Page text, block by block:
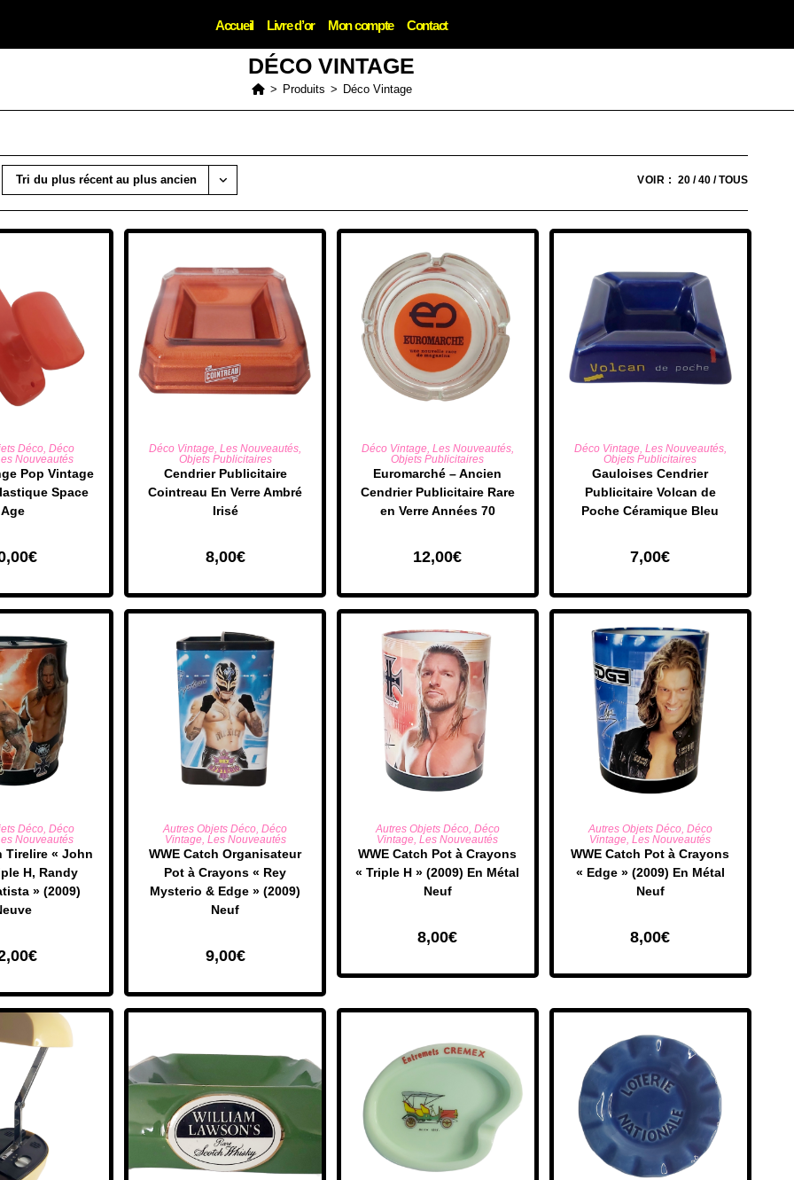
Accueil Livre d’or Mon compte Contact
DÉCO VINTAGE
> Produits > Déco Vintage
Tri du plus récent au plus ancien VOIR : 20 40 TOUS
AU PANIER
Déco,Déco
Nouveautés
Pop Vintage
Space
Age
€
AJOUTER AU PANIER
Déco Vintage,Les Nouveautés,
Objets Publicitaires
​Cendrier Publicitaire
Cointreau En Verre Ambré
Irisé
8,00€
AJOUTER AU PANIER
Déco Vintage, Les Nouveautés,
Objets Publicitaires
Euromarché – Ancien
Cendrier Publicitaire Rare
en Verre Années 70
12,00€
AJOUTER AU PANIER
Déco Vintage, Les Nouveautés,
Objets Publicitaires
Gauloises Cendrier
Publicitaire Volcan de
Poche Céramique Bleu
7,00€
AU PANIER
Déco,Déco
Nouveautés
Tirelire « John
H, Randy
» (2009)
€
AJOUTER AU PANIER
Autres Objets Déco,Déco
Vintage, Les Nouveautés
​WWE Catch Organisateur
Pot à Crayons « Rey
Mysterio & Edge » (2009)
Neuf
9,00€
AJOUTER AU PANIER
Autres Objets Déco, Déco
Vintage,Les Nouveautés
WWE Catch Pot à Crayons
« Triple H » (2009) En Métal
Neuf
8,00€
AJOUTER AU PANIER
Autres Objets Déco, Déco
Vintage,Les Nouveautés
​WWE Catch Pot à Crayons
« Edge » (2009) En Métal
Neuf
8,00€